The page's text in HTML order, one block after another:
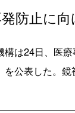
防止に
構は24日、医
を公表した。